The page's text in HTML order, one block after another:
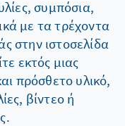
συμπόσια,
με τα τρέχοντα
στην ιστοσελίδα
εκτός μιας
πρόσθετο υλικό,
βίντεο ή